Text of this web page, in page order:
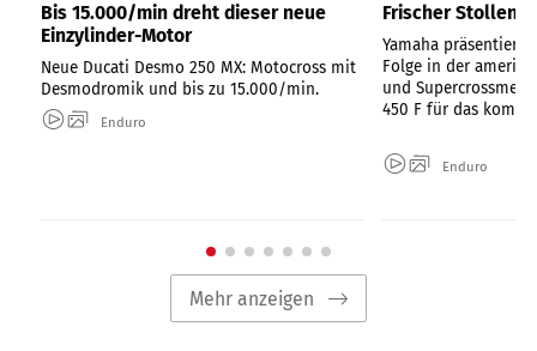
Bis 15.000/min dreht dieser neue
Einzylinder-Motor
Neue Ducati Desmo 250 MX: Motocross mit
Desmodromik und bis zu 15.000/min.
Enduro
Frischer
Yamaha präsentiert
Folge in der
und
450 F für das
Enduro
Mehr anzeigen